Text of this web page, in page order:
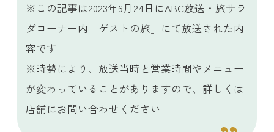
※この記事は2023年6月24日にABC放送・旅サラ
ダコーナー内「ゲストの旅」にて放送された内
容です
※時勢により、放送当時と営業時間やメニュー
が変わっていることがありますので、詳しくは
店舗にお問い合わせください